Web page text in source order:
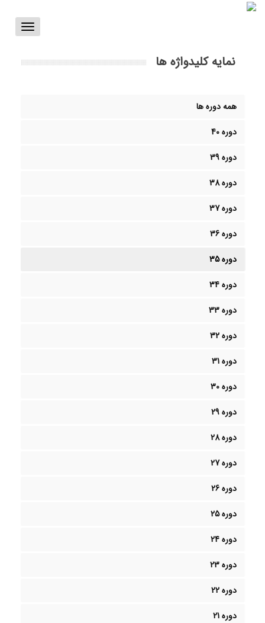
Toggle
نمایه کلیدواژه ها
همه دوره ها
دوره 40
دوره 39
دوره 38
دوره 37
دوره 36
دوره 35
دوره 34
دوره 33
دوره 32
دوره 31
دوره 30
دوره 29
دوره 28
دوره 27
دوره 26
دوره 25
دوره 24
دوره 23
دوره 22
دوره 21